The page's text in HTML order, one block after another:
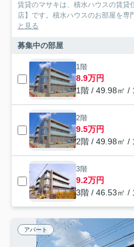
賃貸のマサキは、積水ハウスの賃貸
店】です。積水ハウスのお部屋を専
と見る
募集中の部屋
1階
8.9万円
1階 / 49.98㎡ /
2階
9.5万円
2階 / 49.98㎡ /
3階
9.2万円
3階 / 46.53㎡ /
アパート